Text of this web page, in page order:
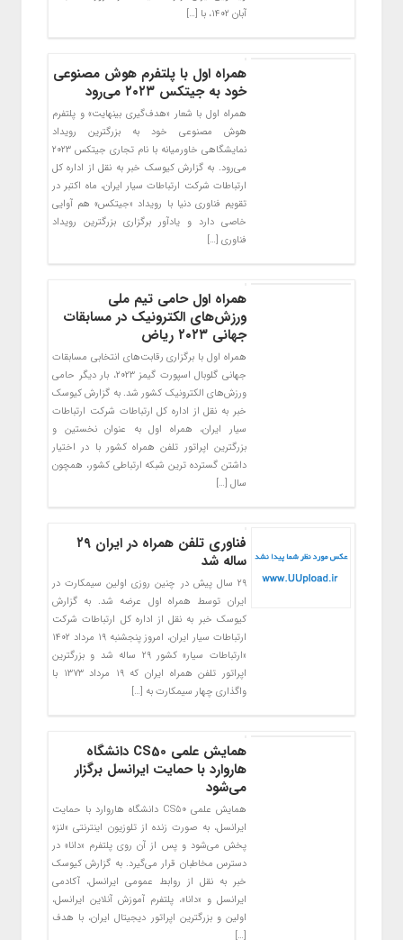
آبان ۱۴۰۲، با […]
همراه اول با پلتفرم هوش مصنوعی
خود به جیتکس ۲۰۲۳ می‌رود
همراه اول با شعار «هدف‌گیری بینهایت» و پلتفرم
هوش مصنوعی خود به بزرگترین رویداد
نمایشگاهی خاورمیانه با نام تجاری جیتکس ۲۰۲۳
می‌رود. به گزارش کیوسک خبر به نقل از اداره کل
ارتباطات شرکت ارتباطات سیار ایران، ماه اکتبر در
تقویم فناوری دنیا با رویداد «جیتکس» هم آوایی
خاصی دارد و یادآور برگزاری بزرگترین رویداد
فناوری […]
همراه اول حامی تیم ملی
ورزش‌های الکترونیک در مسابقات
جهانی ۲۰۲۳ ریاض
همراه اول با برگزاری رقابت‌های انتخابی مسابقات
جهانی گلوبال اسپورت گیمز ۲۰۲۳، بار دیگر حامی
ورزش‌های الکترونیک کشور شد. به گزارش کیوسک
خبر به نقل از اداره کل ارتباطات شرکت ارتباطات
سیار ایران، همراه اول به عنوان نخستین و
بزرگترین اپراتور تلفن همراه کشور با در اختیار
داشتن گسترده ترین شبکه ارتباطی کشور، همچون
سال […]
فناوری تلفن همراه در ایران ۲۹
ساله شد
۲۹ سال پیش در چنین روزی اولین سیمکارت در
ایران توسط همراه اول عرضه شد. به گزارش
کیوسک خبر به نقل از اداره کل ارتباطات شرکت
ارتباطات سیار ایران، امروز پنجشنبه ۱۹ مرداد ۱۴۰۲
«ارتباطات سیار» کشور ۲۹ ساله شد و بزرگترین
اپراتور تلفن همراه ایران که ۱۹ مرداد ۱۳۷۳ با
واگذاری چهار سیمکارت به […]
همایش علمی CS50 دانشگاه
هاروارد با حمایت ایرانسل برگزار
می‌شود
همایش علمی CS50 دانشگاه هاروارد با حمایت
ایرانسل، به صورت زنده از تلوزیون اینترنتی «لنز»
پخش می‌شود و پس از آن روی پلتفرم «دانا» در
دسترس مخاطبان قرار می‌گیرد. به گزارش کیوسک
خبر به نقل از روابط عمومی ایرانسل، آکادمی
ایرانسل و «دانا»، پلتفرم آموزش آنلاین ایرانسل،
اولین و بزرگترین اپراتور دیجیتال ایران، با هدف
[…]